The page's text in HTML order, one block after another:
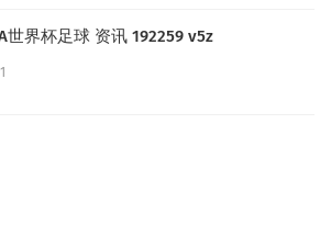
世界杯足球 资讯 192259 v5z